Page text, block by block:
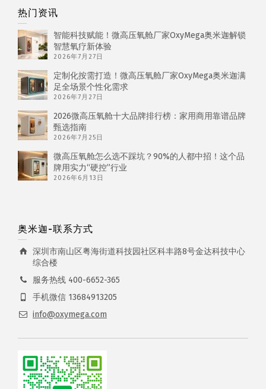
热门资讯
智能科技赋能！微高压氧舱厂家OxyMega奥米迦解锁
智慧氧疗新体验
2026年7月27日
定制化按需打造！微高压氧舱厂家OxyMega奥米迦满
足全场景个性化需求
2026年7月27日
2026微高压氧舱十大品牌排行榜：家用商用靠谱品牌
甄选指南
2026年7月25日
微高压氧舱怎么选不踩坑？90%的人都中招！这个品
牌用实力“硬控”行业
2026年6月13日
奥米迦-联系方式
深圳市南山区粤海街道科技园社区科丰路8号金达科技中心
综合楼
服务热线 400-6652-365
手机微信 13684913205
info@oxymega.com